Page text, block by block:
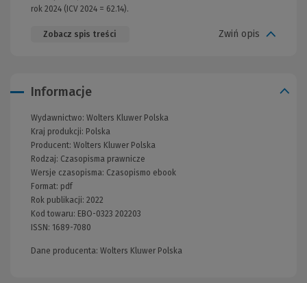
rok 2024 (ICV 2024 = 62.14).
Zobacz spis treści Zwiń opis
Informacje
Wydawnictwo: Wolters Kluwer Polska
Kraj produkcji: Polska
Producent: Wolters Kluwer Polska
Rodzaj: Czasopisma prawnicze
Wersje czasopisma: Czasopismo ebook
Format: pdf
Rok publikacji: 2022
Kod towaru: EBO-0323 202203
ISSN: 1689-7080
Dane producenta: Wolters Kluwer Polska